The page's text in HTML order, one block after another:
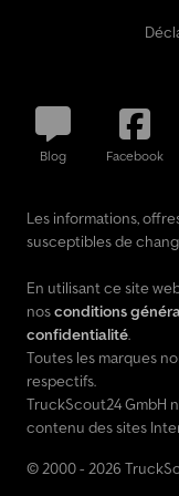
Blog Facebook
Les informations,
susceptibles de
En utilisant ce site
nosconditions
confidentialité.
Toutes les marques
respectifs.
TruckScout24 GmbH
contenu des sites
© 2000 - 2026